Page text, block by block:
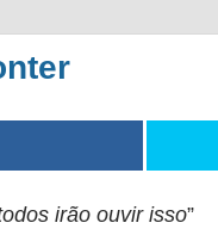
irão ouvir isso”